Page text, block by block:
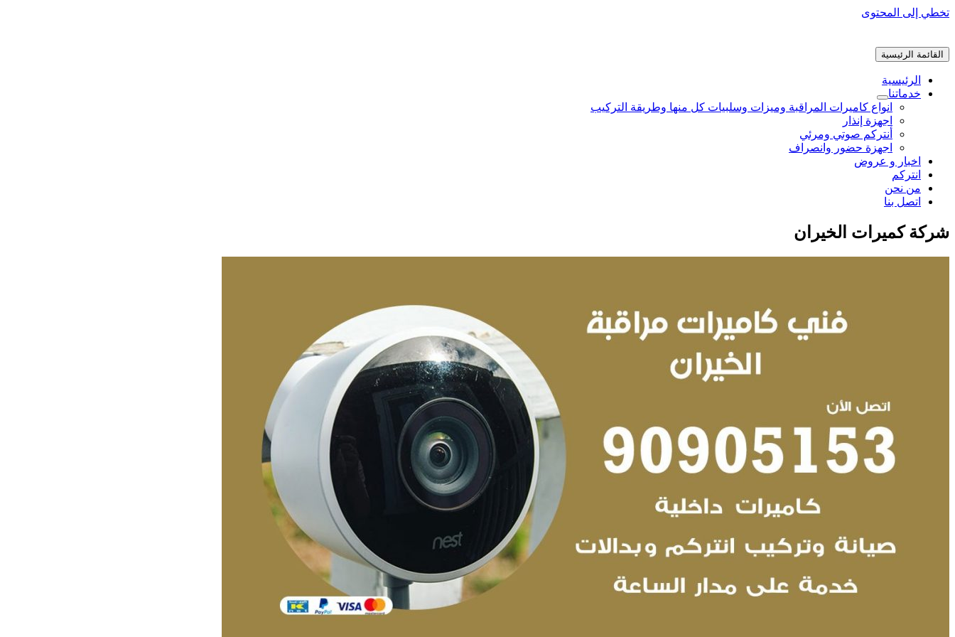
تخطي إلى المحتوى
القائمة الرئيسية
الرئيسية
خدماتنا
انواع كاميرات المراقبة وميزات وسلبيات كل منها وطريقة التركيب
اجهزة إنذار
أنتركم صوتي ومرئي
اجهزة حضور وانصراف
اخبار و عروض
انتركم
من نحن
اتصل بنا
شركة كميرات الخيران